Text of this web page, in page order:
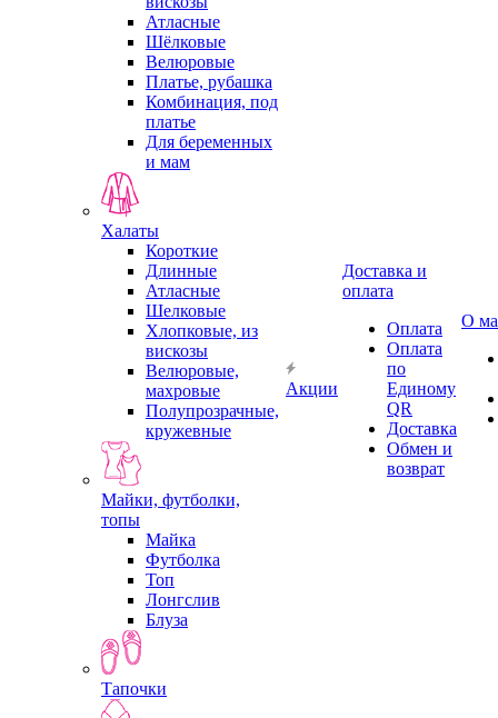
Атласные
Шёлковые
Велюровые
Платье, рубашка
Комбинация, под
платье
Для беременных
и мам
Халаты
Короткие
Длинные
Атласные
Шелковые
Хлопковые, из
вискозы
Велюровые,
махровые
Полупрозрачные,
кружевные
Майки, футболки,
топы
Майка
Футболка
Топ
Лонгслив
Блуза
Тапочки
Акции
Доставка и
оплата
Оплата
Оплата
по
Единому
QR
Доставка
Обмен и
возврат
О